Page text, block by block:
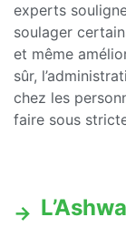
experts
soulager
et même
sûr,
chez les
faire sous